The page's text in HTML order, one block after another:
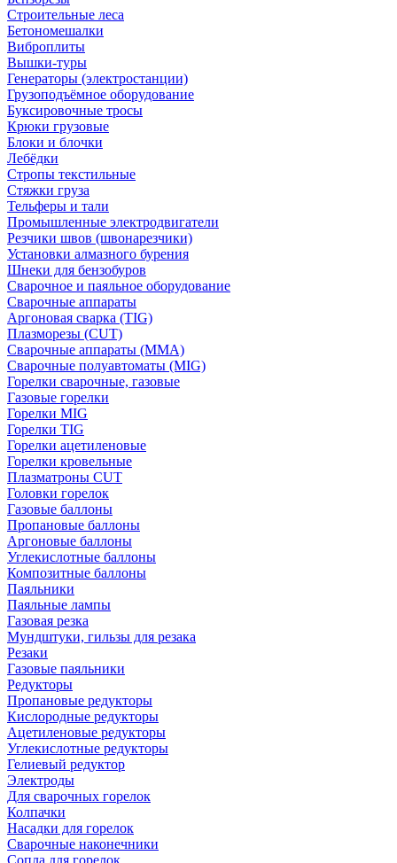
Строительные леса
Бетономешалки
Виброплиты
Вышки-туры
Генераторы (электростанции)
Грузоподъёмное оборудование
Буксировочные тросы
Крюки грузовые
Блоки и блочки
Лебёдки
Стропы текстильные
Стяжки груза
Тельферы и тали
Промышленные электродвигатели
Резчики швов (швонарезчики)
Установки алмазного бурения
Шнеки для бензобуров
Сварочное и паяльное оборудование
Сварочные аппараты
Аргоновая сварка (TIG)
Плазморезы (CUT)
Сварочные аппараты (MMA)
Сварочные полуавтоматы (MIG)
Горелки сварочные, газовые
Газовые горелки
Горелки MIG
Горелки TIG
Горелки ацетиленовые
Горелки кровельные
Плазматроны CUT
Головки горелок
Газовые баллоны
Пропановые баллоны
Аргоновые баллоны
Углекислотные баллоны
Композитные баллоны
Паяльники
Паяльные лампы
Газовая резка
Мундштуки, гильзы для резака
Резаки
Газовые паяльники
Редукторы
Пропановые редукторы
Кислородные редукторы
Ацетиленовые редукторы
Углекислотные редукторы
Гелиевый редуктор
Электроды
Для сварочных горелок
Колпачки
Насадки для горелок
Сварочные наконечники
Сопла для горелок